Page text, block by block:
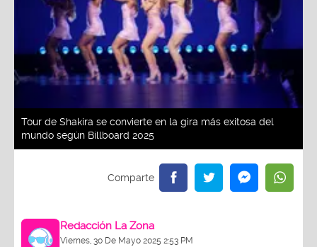
Tour de Shakira se convierte en la gira más exitosa del
mundo según Billboard 2025
Redacción La Zona
Viernes, 30 De Mayo 2025 2:53 PM